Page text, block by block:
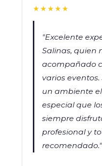
★★★★★
"Excelente
Salinas, quien
acompañado
varios
un ambiente
especial que
siempre
profesional y
recomendado."